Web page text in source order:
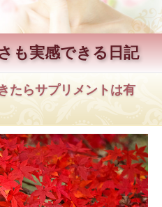
も実感できる日記
たらサプリメントは有